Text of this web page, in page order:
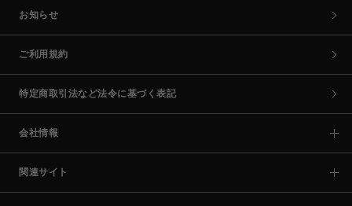
お知らせ
ご利用規約
特定商取引法など法令に基づく表記
会社情報
関連サイト